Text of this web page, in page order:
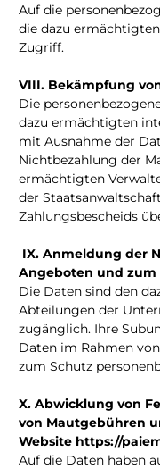
Auf die
die dazu
Zugriff.
VIII. Bekämpfung
Die
dazu ermächtigten
mit Ausnahme der
Nichtbezahlung der
ermächtigten
der
Zahlungsbescheids
IX. Anmeldung der
Angeboten und zum
Die Daten sind den
Abteilungen der
zugänglich. Ihre
Daten im Rahmen
zum Schutz
X. Abwicklung von
von Mautgebühren
Website https://
Auf die Daten haben